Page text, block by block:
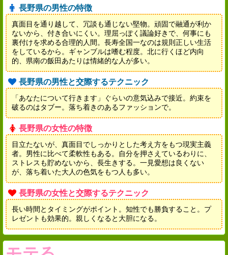
長野県の男性の特徴
真面目を通り越して、冗談も通じない堅物。頑固で融通が利か
ないから、付き合いにくい。理屈っぽく議論好きで、何事にも
裏付けを求める合理的人間。長寿全国一なのは規則正しい生活
をしているから。ギャンブルは嗜む程度。北に行くほど内向
的、県南の飯田あたりは情緒的な人が多い。
長野県の男性と交際するテクニック
「あなたについて行きます」ぐらいの意気込みで接近。約束を
破るのはタブー。落ち着きのあるファッションで。
長野県の女性の特徴
目立たないが、真面目でしっかりとした考え方をもつ現実主義
者。男性に比べて柔軟性もある。自分を押さえているわりに、
ストレスも貯めないから、長生きする。一見愛想は良くない
が、落ち着いた大人の色気をもつ人も多い。
長野県の女性と交際するテクニック
長い時間とタイミングがポイント。知性でも勝負すること。プ
レゼントも効果的。親しくなると大胆になる。